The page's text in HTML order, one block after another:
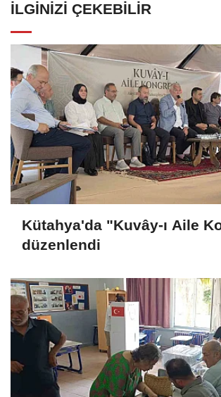
İLGINIZI ÇEKEBILIR
Kütahya'da "Kuvây-ı Aile
düzenlendi